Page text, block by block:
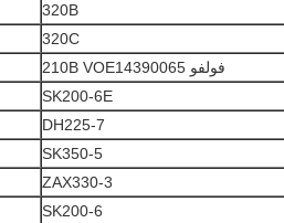
320B
320C
فولفو 210B VOE14390065
SK200-6E
DH225-7
SK350-5
ZAX330-3
SK200-6